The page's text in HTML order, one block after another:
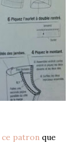
ce patron que